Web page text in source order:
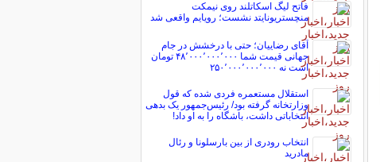
فاتح لیگ اسکاتلند روی نیمکت
منچستریونایتد نشست؛ رویایم واقعی شد
آقای رضاییان؛ حتی با درخشش در جام
جهانی قیمت شما ۴۸٬۰۰۰٬۰۰۰٬۰۰۰ تومان
است نه ۲۵۰٬۰۰۰٬۰۰۰٬۰۰۰
استقلال مستعمره فردی شده که قول
وزارتخانه گرفته بود/ رئیس‌جمهور یک بدهی
انتخاباتی داشت، باشگاه را به او داد!
انتخاب رودری از بین بارسلونا و رئال
مادرید